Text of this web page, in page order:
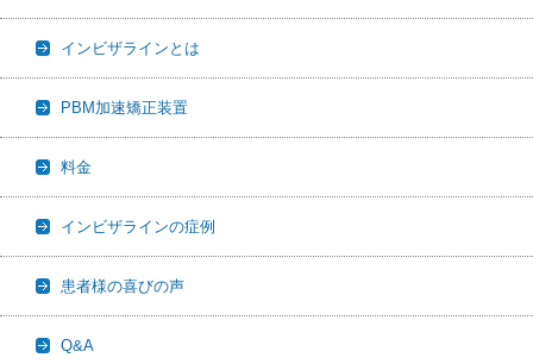
インビザラインとは
PBM加速矯正装置
料金
インビザラインの症例
患者様の喜びの声
Q&A